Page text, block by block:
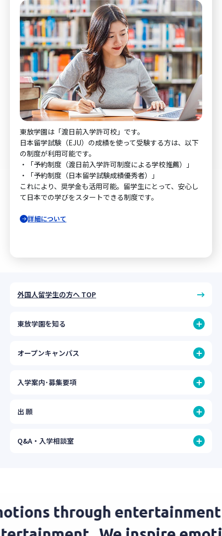
東放学園は「渡日前入学許可校」です。
日本留学試験（EJU）の成績を使って受験する方は、以下
の制度が利用可能です。
・「予約制度（渡日前入学許可制度による学校推薦）」
・「予約制度（日本留学試験成績優秀者）」
これにより、奨学金も活用可能。留学生にとって、安心し
て日本での学びをスタートできる制度です。
詳細について
外国人留学生の方へ TOP
東放学園を知る
オープンキャンパス
入学案内･募集要項
出 願
Q&A・入学相談室
through entertainment.